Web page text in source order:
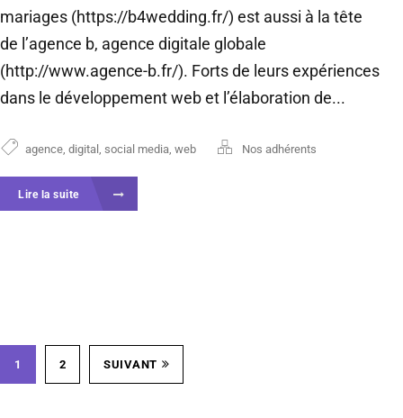
mariages (https://b4wedding.fr/) est aussi à la tête
de l’agence b, agence digitale globale
(http://www.agence-b.fr/). Forts de leurs expériences
dans le développement web et l’élaboration de...
agence digital social media web Nos adhérents
Lire la suite
1 2 SUIVANT